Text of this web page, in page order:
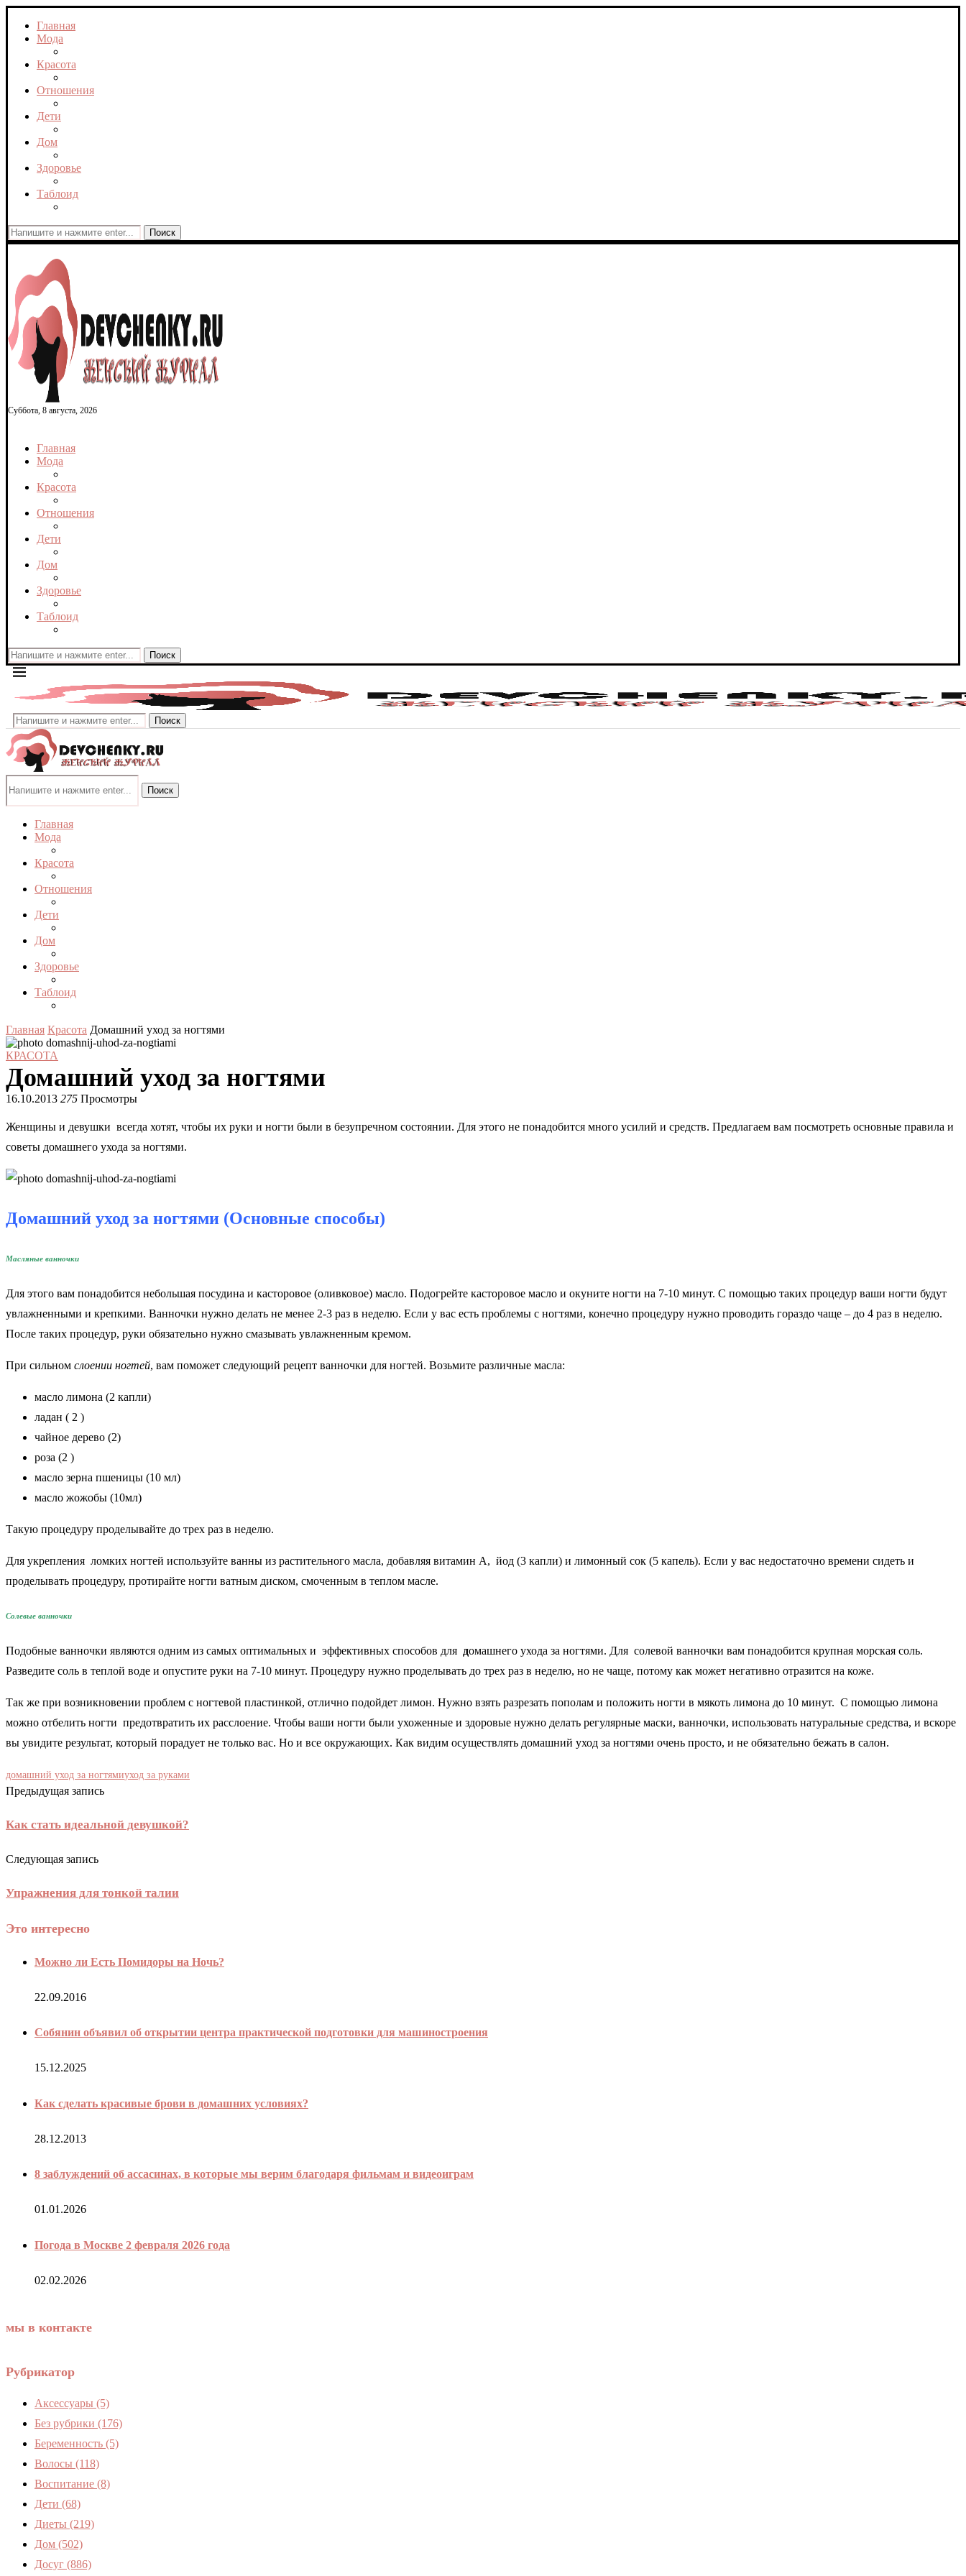
Главная
Мода
Красота
Отношения
Дети
Дом
Здоровье
Таблоид
Поиск
Суббота, 8 августа, 2026
Главная
Мода
Красота
Отношения
Дети
Дом
Здоровье
Таблоид
Поиск
Поиск
Поиск
Главная
Мода
Красота
Отношения
Дети
Дом
Здоровье
Таблоид
Главная Красота Домашний уход за ногтями
КРАСОТА
Домашний уход за ногтями
16.10.2013 275 Просмотры
Женщины и девушки всегда хотят, чтобы их руки и ногти были в безупречном состоянии. Для этого не понадобится много усилий и средств. Предлагаем вам посмотреть основные правила и
советы домашнего ухода за ногтями.
Домашний уход за ногтями (Основные способы)
Масляные ванночки
Для этого вам понадобится небольшая посудина и касторовое (оливковое) масло. Подогрейте касторовое масло и окуните ногти на 7-10 минут. С помощью таких процедур ваши ногти будут
увлажненными и крепкими. Ванночки нужно делать не менее 2-3 раз в неделю. Если у вас есть проблемы с ногтями, конечно процедуру нужно проводить гораздо чаще – до 4 раз в неделю.
После таких процедур, руки обязательно нужно смазывать увлажненным кремом.
При сильном слоении ногтей, вам поможет следующий рецепт ванночки для ногтей. Возьмите различные масла:
масло лимона (2 капли)
ладан ( 2 )
чайное дерево (2)
роза (2 )
масло зерна пшеницы (10 мл)
масло жожобы (10мл)
Такую процедуру проделывайте до трех раз в неделю.
Для укрепления ломких ногтей используйте ванны из растительного масла, добавляя витамин А, йод (3 капли) и лимонный сок (5 капель). Если у вас недостаточно времени сидеть и
проделывать процедуру, протирайте ногти ватным диском, смоченным в теплом масле.
Солевые ванночки
Подобные ванночки являются одним из самых оптимальных и эффективных способов для домашнего ухода за ногтями. Для солевой ванночки вам понадобится крупная морская соль.
Разведите соль в теплой воде и опустите руки на 7-10 минут. Процедуру нужно проделывать до трех раз в неделю, но не чаще, потому как может негативно отразится на коже.
Так же при возникновении проблем с ногтевой пластинкой, отлично подойдет лимон. Нужно взять разрезать пополам и положить ногти в мякоть лимона до 10 минут. С помощью лимона
можно отбелить ногти предотвратить их расслоение. Чтобы ваши ногти были ухоженные и здоровые нужно делать регулярные маски, ванночки, использовать натуральные средства, и вскоре
вы увидите результат, который порадует не только вас. Но и все окружающих. Как видим осуществлять домашний уход за ногтями очень просто, и не обязательно бежать в салон.
домашний уход за ногтямиуход за руками
Предыдущая запись
Как стать идеальной девушкой?
Следующая запись
Упражнения для тонкой талии
Это интересно
Можно ли Есть Помидоры на Ночь?
22.09.2016
Собянин объявил об открытии центра практической подготовки для машиностроения
15.12.2025
Как сделать красивые брови в домашних условиях?
28.12.2013
8 заблуждений об ассасинах, в которые мы верим благодаря фильмам и видеоиграм
01.01.2026
Погода в Москве 2 февраля 2026 года
02.02.2026
мы в контакте
Рубрикатор
Аксессуары (5)
Без рубрики (176)
Беременность (5)
Волосы (118)
Воспитание (8)
Дети (68)
Диеты (219)
Дом (502)
Досуг (886)